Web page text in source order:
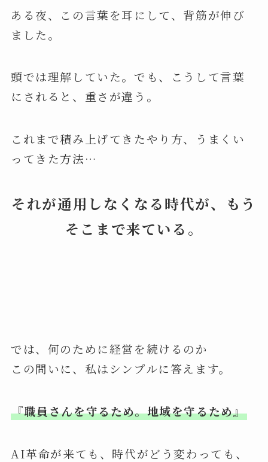
ある夜、この言葉を耳にして、背筋が伸び
ました。
頭では理解していた。でも、こうして言葉
にされると、重さが違う。
これまで積み上げてきたやり方、うまくい
ってきた方法…
それが通用しなくなる時代が、もう
そこまで来ている。
では、何のために経営を続けるのか
この問いに、私はシンプルに答えます。
『職員さんを守るため。地域を守るため』
AI革命が来ても、時代がどう変わっても、